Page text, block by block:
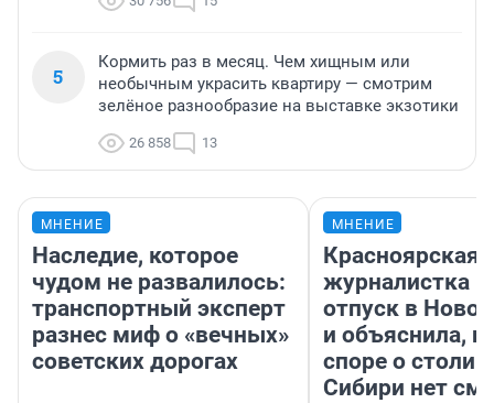
5
Кормить раз в месяц. Чем хищным или
необычным украсить квартиру — смотрим
зелёное разнообразие на выставке экзотики
26 858 13
МНЕНИЕ
Наследие, которое
чудом не развалилось:
транспортный эксперт
разнес миф о «вечных»
советских дорогах
МНЕНИЕ
Красноярская
журналистка
отпуск в
и объяснила,
споре о
Сибири нет